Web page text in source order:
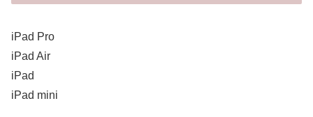
iPad Pro
iPad Air
iPad
iPad mini